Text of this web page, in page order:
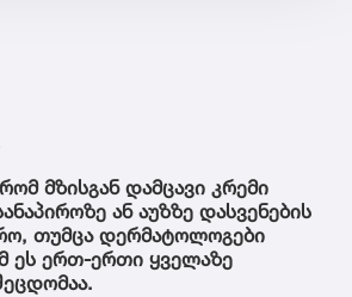
მზისგან დამცავი კრემი
ან აუზზე დასვენების
თუმცა დერმატოლოგები
ეს ერთ-ერთი ყველაზე